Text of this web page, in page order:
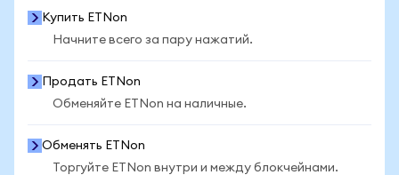
Купить ETNon
Начните всего за пару нажатий.
Продать ETNon
Обменяйте ETNon на наличные.
Обменять ETNon
Торгуйте ETNon внутри и между блокчейнами.